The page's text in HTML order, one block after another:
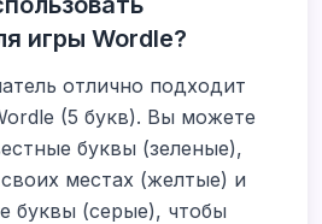
игры Wordle?
отлично подходит
(5 букв). Вы можете
буквы (зеленые),
местах (желтые) и
буквы (серые), чтобы